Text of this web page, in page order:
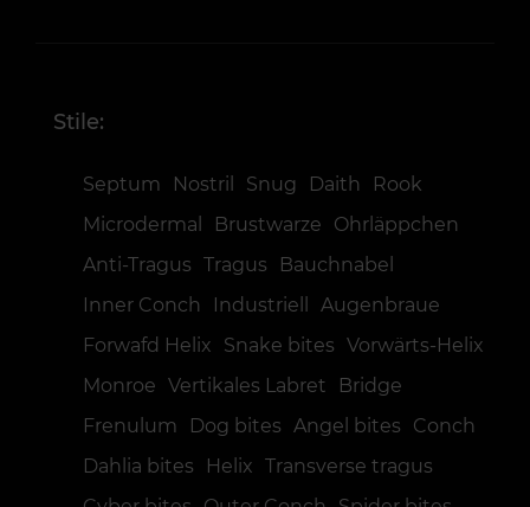
Stile:
Septum Nostril Snug Daith
Rook
Microdermal
Brustwarze
Ohrläppchen
Anti-Tragus Tragus
Bauchnabel
Inner Conch
Industriell
Augenbraue
Forwafd Helix
Snake bites Vorwärts-Helix
Monroe Vertikales Labret
Bridge
Frenulum
Dog bites Angel bites
Conch
Dahlia bites
Helix Transverse tragus